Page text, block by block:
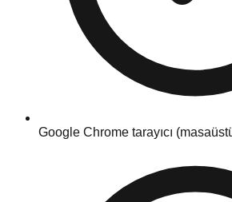
Google Chrome tarayıcı